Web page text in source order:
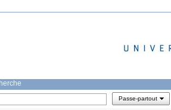
Passe-partout